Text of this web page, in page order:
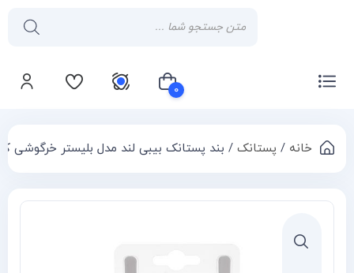
۰
سبد خرید شما خالی است خانه / پستانک / بند پستانک بیبی لند مدل بلیستر خرگوشی کد